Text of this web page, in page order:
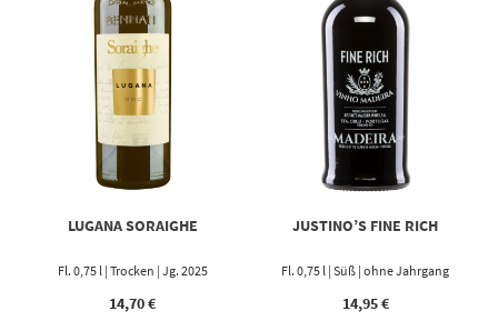
LUGANA SORAIGHE
Fl. 0,75 l | Trocken | Jg. 2025
14,70€
JUSTINO’S FINE RICH
Fl. 0,75 l | Süß | ohne Jahrgang
14,95€